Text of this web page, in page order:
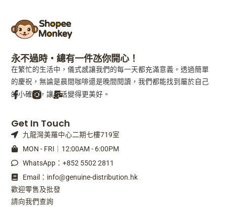
永不過時・總有一件氹你開心！
在繁忙的生活中，儀式感讓我們的每一天都充滿意義。透過簡單
的慶祝，無論是晨間咖啡還是晚間閱讀，我們都能找到屬於自己
的小確幸，讓生活變得更美好。
F
a
c
e
b
o
o
k
-
f
M
a
i
l
-
b
u
l
k
Get In Touch
九龍灣美羅中心二期七樓719室
MON - FRI｜12:00AM - 6:00PM
WhatsApp：+852 5502 2811
Email：info@genuine-distribution.hk
歡迎零售及批發
請向我們查詢